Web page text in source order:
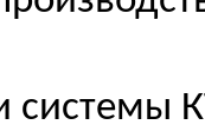
системы